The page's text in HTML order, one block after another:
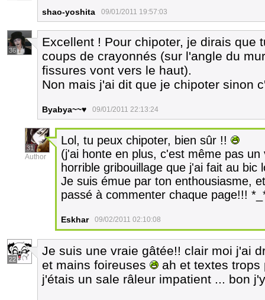
shao-yoshita 09/01/2011 19:57:03
36
Excellent ! Pour chipoter, je dirais que
coups de crayonnés (sur l'angle du
fissures vont vers le haut).
Non mais j'ai dit que je chipoter sinon
Byabya~~♥ 09/01/2011 22:13:24
31
Author
Lol, tu peux chipoter, bien sûr !!
(j'ai honte en plus, c'est même pas
horrible gribouillage que j'ai fait au bic
Je suis émue par ton enthousiasme,
passé à commenter chaque page!!!
Eskhar 09/02/2011 02:10:08
22
Je suis une vraie gâtée!! clair moi j'ai
et mains foireuses
ah et textes
j'étais un sale râleur impatient ... bon